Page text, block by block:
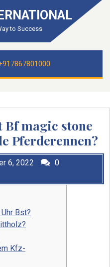
to Success
Bf magic stone
Pferderennen?
6, 2022
0
Bst?
Kfz-